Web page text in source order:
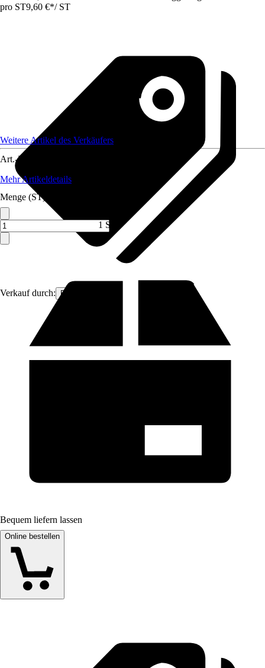
pro ST9,60 €*/ ST
Verkauf durch: Boni-Shop
Weitere Artikel des Verkäufers
Art.-Nr.
Mehr Artikeldetails
Menge (ST)
1 ST
Bequem liefern lassen
Online bestellen